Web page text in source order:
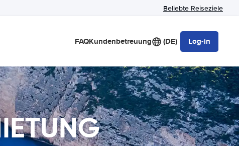
Beliebte Reiseziele
FAQKundenbetreuung (DE) Log-in